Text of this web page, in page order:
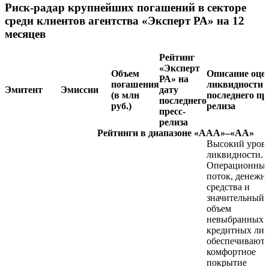
Риск-радар крупнейших погашений в секторе
среди клиентов агентства «Эксперт РА» на 12
месяцев
Эмитент Эмиссии
Объем
погашения
(в млн
руб.)
Рейтинг
«Эксперт
РА» на
дату
последнего
пресс-
релиза
Описание
ликвидности
последнего
релиза
Рейтинги в диапазоне «AAA»–«AA»
Высокий
ликвидности.
поток,
средства и
значительный
объем
невыбранных
кредитных
обеспечивают
комфортное
покрытие